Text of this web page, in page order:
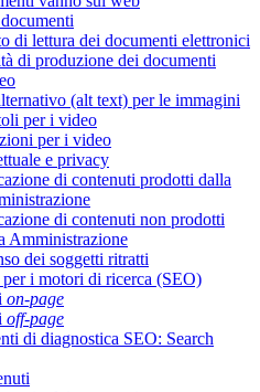
di lettura dei documenti elettronici
di produzione dei documenti
(alt text) per le immagini
per i video
per i video
e privacy
di contenuti prodotti dalla
di contenuti non prodotti
Amministrazione
dei soggetti ritratti
i motori di ricerca (SEO)
on-page
off-page
di diagnostica SEO: Search